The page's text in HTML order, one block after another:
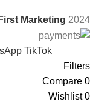
First Marketing 2024
TikTok
Filters
0
Compare
0
Wishlist